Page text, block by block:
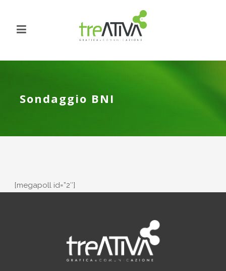
Sondaggio BNI
[megapoll id=”2″]